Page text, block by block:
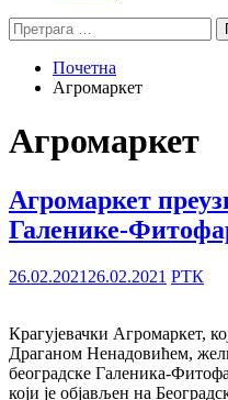
Претрага
за:
Почетна
Агромаркет
Агромаркет
Агромаркет
Галенике-
26.02.2021 26.02.2021 РТК
Крагујевачки Агромаркет,
Драганом Ненадовићем,
београдске Галеника-
који је објављен на